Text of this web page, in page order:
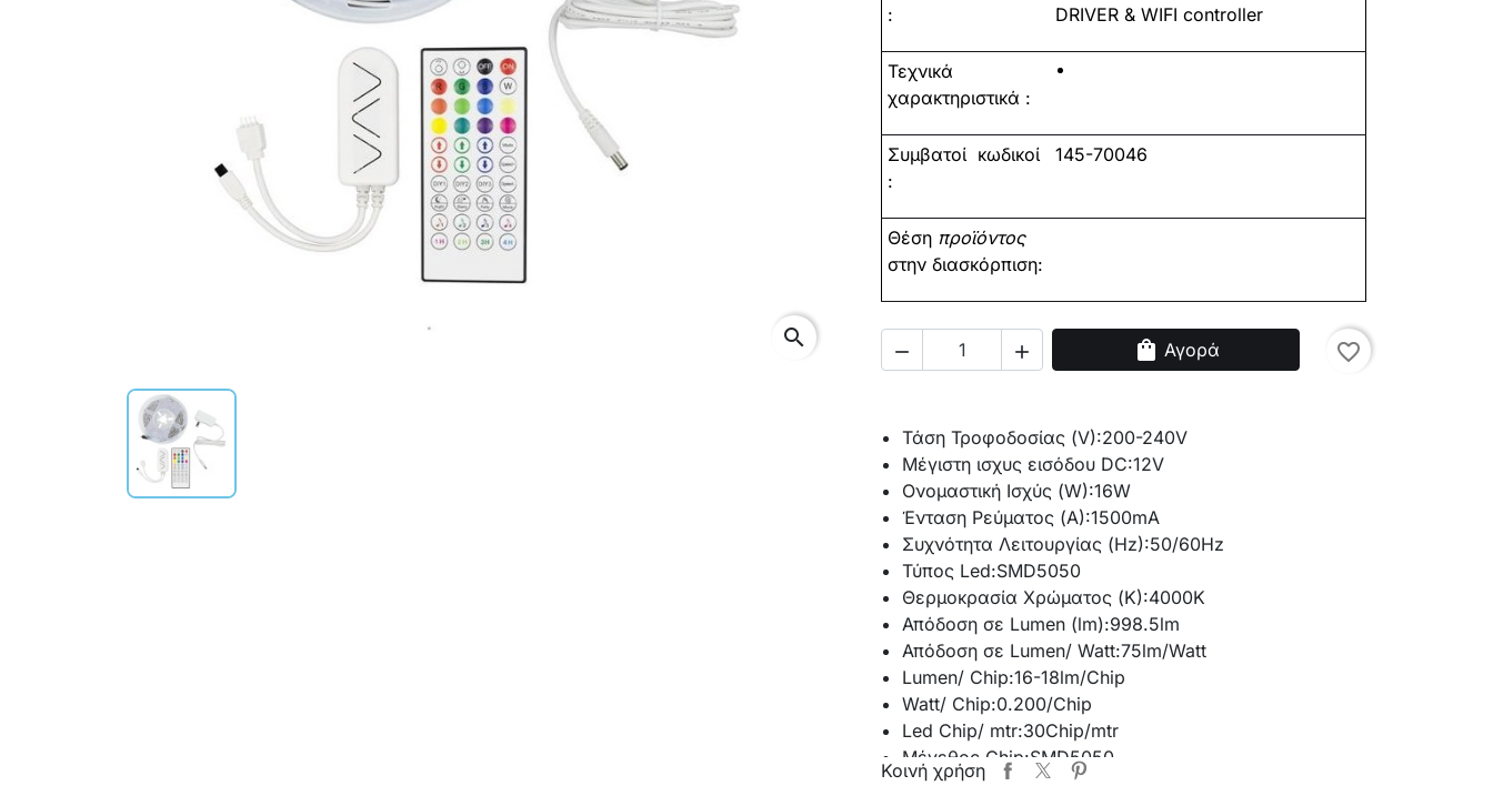
search
:
DRIVER & WIFI controller
Τεχνικά
χαρακτηριστικά :
Συμβατοί κωδικοί
:
145-70046
Θέση προϊόντος
στην διασκόρπιση:
  shopping_bag Αγορά favorite_border
Τάση Τροφοδοσίας (V):200-240V
Μέγιστη ισχυς εισόδου DC:12V
Ονομαστική Ισχύς (W):16W
Ένταση Ρεύματος (Α):1500mA
Συχνότητα Λειτουργίας (Hz):50/60Hz
Τύπος Led:SMD5050
Θερμοκρασία Χρώματος (K):4000K
Απόδοση σε Lumen (lm):998.5lm
Απόδοση σε Lumen/ Watt:75lm/Watt
Lumen/ Chip:16-18lm/Chip
Watt/ Chip:0.200/Chip
Led Chip/ mtr:30Chip/mtr
Μέγεθος Chip:SMD5050
Μάρκα Chip:
Sanan
Κοινή χρήση